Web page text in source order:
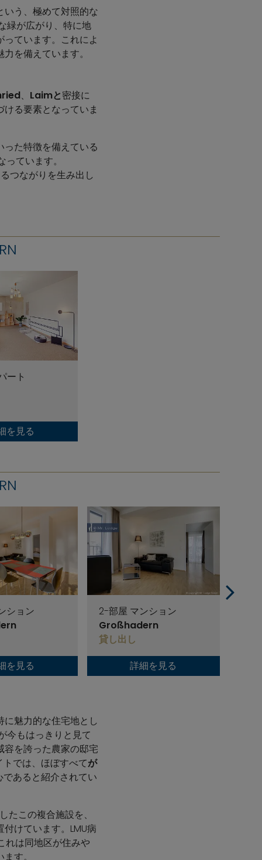
いう、極めて対照的な
緑が広がり、特に地
ています。これによ
を備えています。
、 Laimと密接に
る要素となっていま
た特徴を備えている
ています。
つながりを生み出し
ート
を見る
ション
を見る
2-部屋 マンション
Großhadern
貸し出し
詳細を見る
に魅力的な住宅地とし
今もはっきりと見て
を誇った農家の邸宅
では、ほぼすべてが
あると紹介されてい
たこの複合施設を、
けています。LMU病
は同地区が住みや
す。